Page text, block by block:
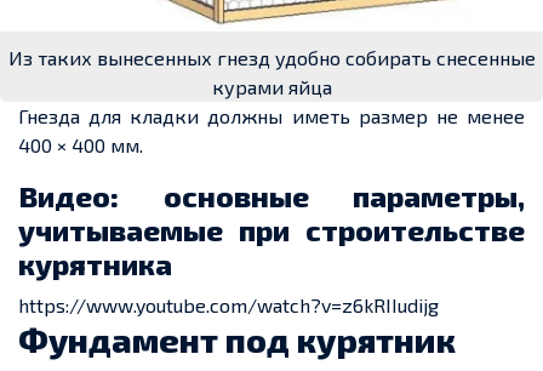
Из таких вынесенных гнезд удобно собирать снесенные
курами яйца
Гнезда для кладки должны иметь размер не менее
400 × 400 мм.
Видео: основные параметры,
учитываемые при строительстве
курятника
https://www.youtube.com/watch?v=z6kRIIudijg
Фундамент под курятник